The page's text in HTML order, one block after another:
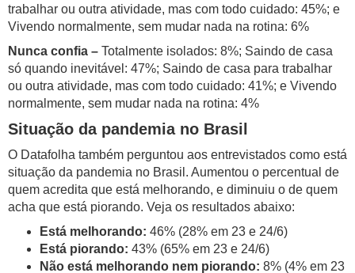
trabalhar ou outra atividade, mas com todo cuidado: 45%; e
Vivendo normalmente, sem mudar nada na rotina: 6%
Nunca confia – Totalmente isolados: 8%; Saindo de casa
só quando inevitável: 47%; Saindo de casa para trabalhar
ou outra atividade, mas com todo cuidado: 41%; e Vivendo
normalmente, sem mudar nada na rotina: 4%
Situação da pandemia no Brasil
O Datafolha também perguntou aos entrevistados como está
situação da pandemia no Brasil. Aumentou o percentual de
quem acredita que está melhorando, e diminuiu o de quem
acha que está piorando. Veja os resultados abaixo:
Está melhorando: 46% (28% em 23 e 24/6)
Está piorando: 43% (65% em 23 e 24/6)
Não está melhorando nem piorando: 8% (4% em 23